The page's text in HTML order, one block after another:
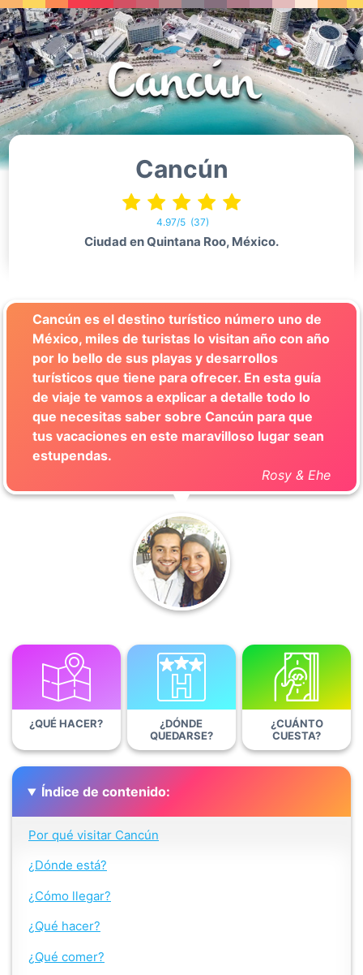
Cancún
4.97/5 (37)
Ciudad en Quintana Roo, México.
Cancún es el destino turístico número uno de
México, miles de turistas lo visitan año con año
por lo bello de sus playas y desarrollos
turísticos que tiene para ofrecer. En esta guía
de viaje te vamos a explicar a detalle todo lo
que necesitas saber sobre Cancún para que
tus vacaciones en este maravilloso lugar sean
estupendas.
Rosy & Ehe
¿QUÉ HACER?
¿DÓNDE
QUEDARSE?
¿CUÁNTO
CUESTA?
Índice de contenido:
Por qué visitar Cancún
¿Dónde está?
¿Cómo llegar?
¿Qué hacer?
¿Qué comer?